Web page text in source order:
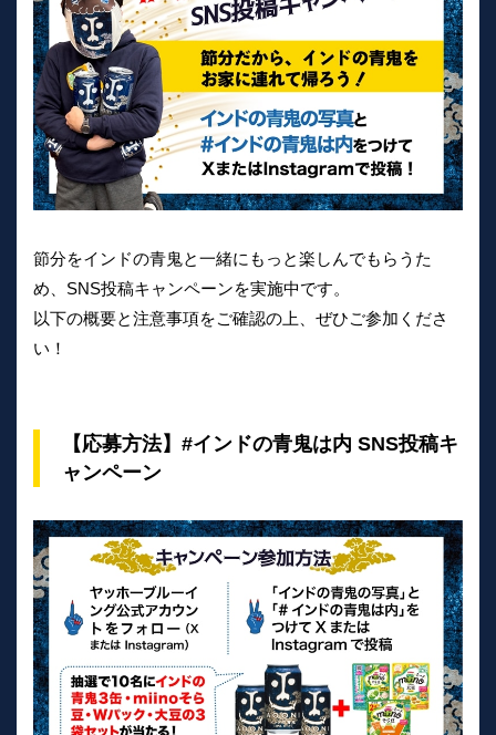
節分をインドの青鬼と一緒にもっと楽しんでもらうた
め、SNS投稿キャンペーンを実施中です。
以下の概要と注意事項をご確認の上、ぜひご参加くださ
い！
【応募方法】#インドの青鬼は内 SNS投稿キ
ャンペーン